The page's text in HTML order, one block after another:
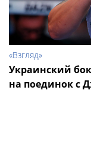
«Взгляд»
Украинский
на поединок с